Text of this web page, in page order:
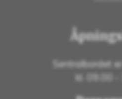
Sentralbordet
kl. 09.00 -